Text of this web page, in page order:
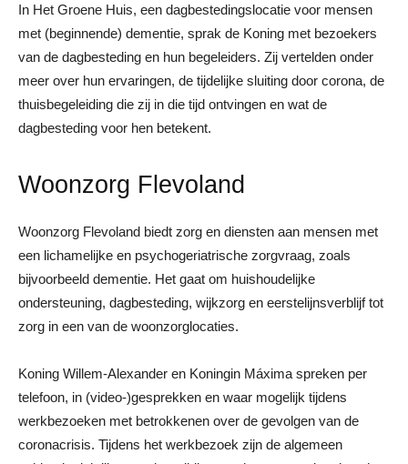
In Het Groene Huis, een dagbestedingslocatie voor mensen
met (beginnende) dementie, sprak de Koning met bezoekers
van de dagbesteding en hun begeleiders. Zij vertelden onder
meer over hun ervaringen, de tijdelijke sluiting door corona, de
thuisbegeleiding die zij in die tijd ontvingen en wat de
dagbesteding voor hen betekent.
Woonzorg Flevoland
Woonzorg Flevoland biedt zorg en diensten aan mensen met
een lichamelijke en psychogeriatrische zorgvraag, zoals
bijvoorbeeld dementie. Het gaat om huishoudelijke
ondersteuning, dagbesteding, wijkzorg en eerstelijnsverblijf tot
zorg in een van de woonzorglocaties.
Koning Willem-Alexander en Koningin Máxima spreken per
telefoon, in (video-)gesprekken en waar mogelijk tijdens
werkbezoeken met betrokkenen over de gevolgen van de
coronacrisis. Tijdens het werkbezoek zijn de algemeen